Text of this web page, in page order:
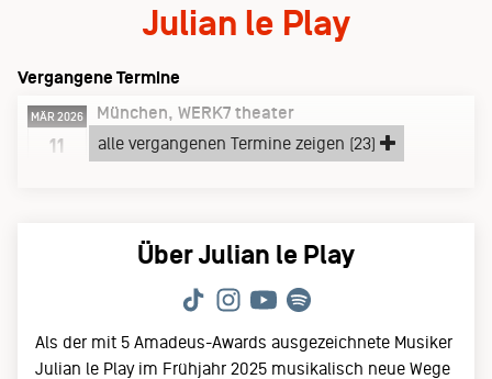
Julian le Play
Vergangene Termine
MÄR 2026
11
München WERK7 theater
Mittwoch, 11.03.26
alle vergangenen Termine zeigen (23)
Über Julian le Play
Als der mit 5 Amadeus-Awards ausgezeichnete Musiker
Julian le Play im Frühjahr 2025 musikalisch neue Wege